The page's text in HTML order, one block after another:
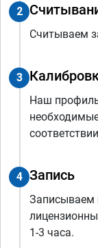
2
Считываем
3
Наш
4 Запись
1-3 часа.